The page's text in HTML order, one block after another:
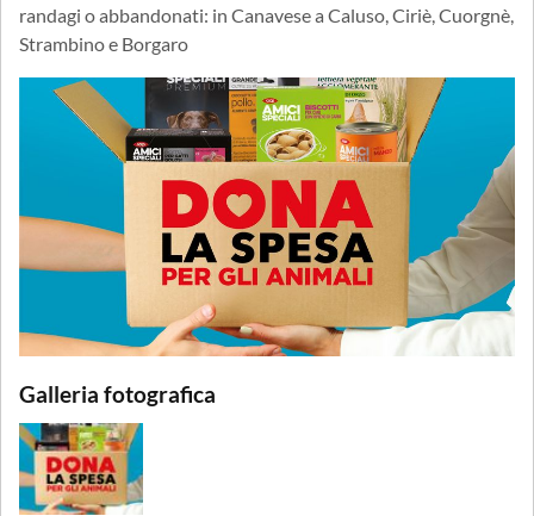
randagi o abbandonati: in Canavese a Caluso, Ciriè, Cuorgnè,
Strambino e Borgaro
Galleria fotografica